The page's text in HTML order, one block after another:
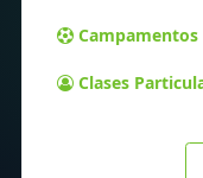
Campamentos
Clases